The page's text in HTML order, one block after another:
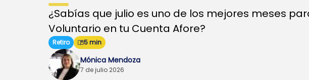
Créditos y
préstamos
Emprendedores y
¿Sabías que julio es uno de los mejores meses
Voluntario en tu Cuenta Afore?
Retiro 5 min
Mónica Mendoza
7 de julio 2026